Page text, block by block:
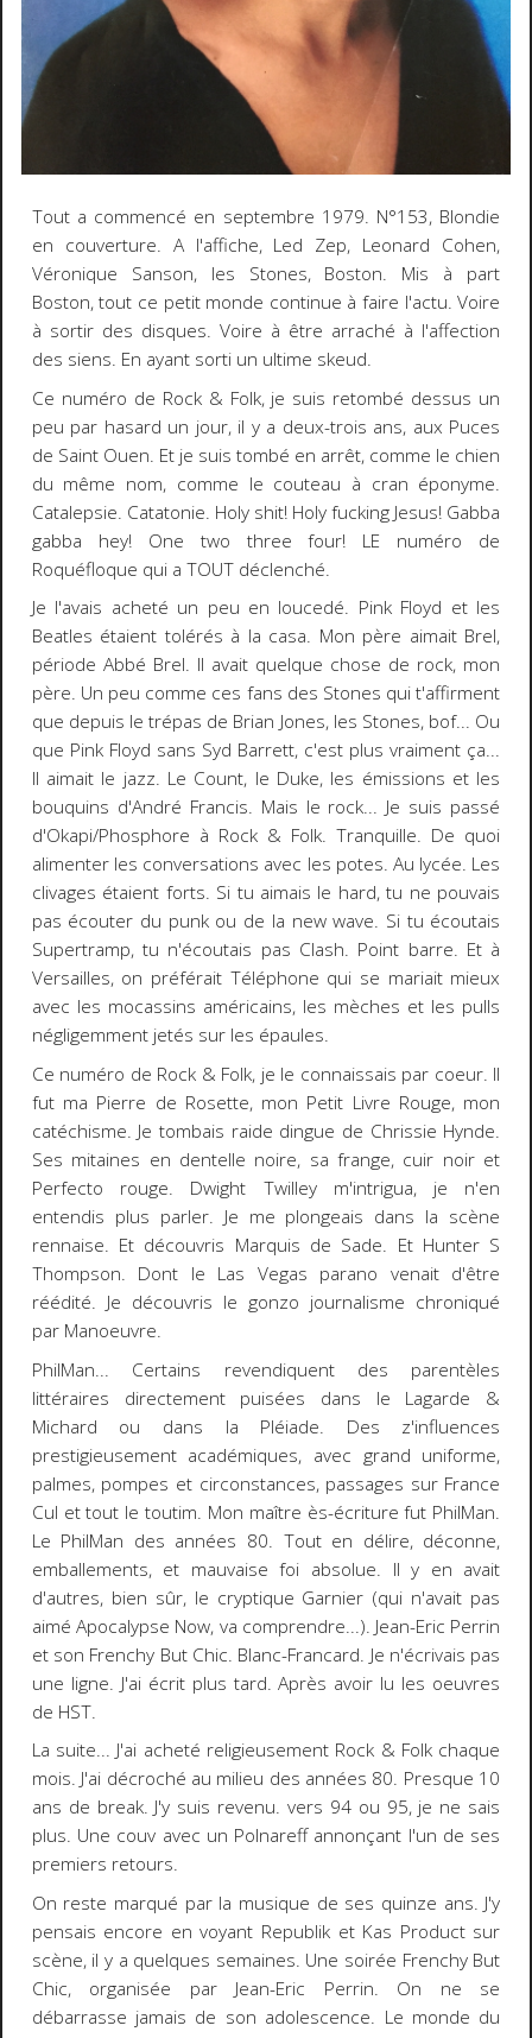
Tout a commencé en septembre 1979. N°153, Blondie
en couverture. A l'affiche, Led Zep, Leonard Cohen,
Véronique Sanson, les Stones, Boston. Mis à part
Boston, tout ce petit monde continue à faire l'actu. Voire
à sortir des disques. Voire à être arraché à l'affection
des siens. En ayant sorti un ultime skeud.
Ce numéro de Rock & Folk, je suis retombé dessus un
peu par hasard un jour, il y a deux-trois ans, aux Puces
de Saint Ouen. Et je suis tombé en arrêt, comme le chien
du même nom, comme le couteau à cran éponyme.
Catalepsie. Catatonie. Holy shit! Holy fucking Jesus! Gabba
gabba hey! One two three four! LE numéro de
Roquéfloque qui a TOUT déclenché.
Je l'avais acheté un peu en loucedé. Pink Floyd et les
Beatles étaient tolérés à la casa. Mon père aimait Brel,
période Abbé Brel. Il avait quelque chose de rock, mon
père. Un peu comme ces fans des Stones qui t'affirment
que depuis le trépas de Brian Jones, les Stones, bof... Ou
que Pink Floyd sans Syd Barrett, c'est plus vraiment ça...
Il aimait le jazz. Le Count, le Duke, les émissions et les
bouquins d'André Francis. Mais le rock... Je suis passé
d'Okapi/Phosphore à Rock & Folk. Tranquille. De quoi
alimenter les conversations avec les potes. Au lycée. Les
clivages étaient forts. Si tu aimais le hard, tu ne pouvais
pas écouter du punk ou de la new wave. Si tu écoutais
Supertramp, tu n'écoutais pas Clash. Point barre. Et à
Versailles, on préférait Téléphone qui se mariait mieux
avec les mocassins américains, les mèches et les pulls
négligemment jetés sur les épaules.
Ce numéro de Rock & Folk, je le connaissais par coeur. Il
fut ma Pierre de Rosette, mon Petit Livre Rouge, mon
catéchisme. Je tombais raide dingue de Chrissie Hynde.
Ses mitaines en dentelle noire, sa frange, cuir noir et
Perfecto rouge. Dwight Twilley m'intrigua, je n'en
entendis plus parler. Je me plongeais dans la scène
rennaise. Et découvris Marquis de Sade. Et Hunter S
Thompson. Dont le Las Vegas parano venait d'être
réédité. Je découvris le gonzo journalisme chroniqué
par Manoeuvre.
PhilMan... Certains revendiquent des parentèles
littéraires directement puisées dans le Lagarde &
Michard ou dans la Pléiade. Des z'influences
prestigieusement académiques, avec grand uniforme,
palmes, pompes et circonstances, passages sur France
Cul et tout le toutim. Mon maître ès-écriture fut PhilMan.
Le PhilMan des années 80. Tout en délire, déconne,
emballements, et mauvaise foi absolue. Il y en avait
d'autres, bien sûr, le cryptique Garnier (qui n'avait pas
aimé Apocalypse Now, va comprendre...). Jean-Eric Perrin
et son Frenchy But Chic. Blanc-Francard. Je n'écrivais pas
une ligne. J'ai écrit plus tard. Après avoir lu les oeuvres
de HST.
La suite... J'ai acheté religieusement Rock & Folk chaque
mois. J'ai décroché au milieu des années 80. Presque 10
ans de break. J'y suis revenu. vers 94 ou 95, je ne sais
plus. Une couv avec un Polnareff annonçant l'un de ses
premiers retours.
On reste marqué par la musique de ses quinze ans. J'y
pensais encore en voyant Republik et Kas Product sur
scène, il y a quelques semaines. Une soirée Frenchy But
Chic, organisée par Jean-Eric Perrin. On ne se
débarrasse jamais de son adolescence. Le monde du